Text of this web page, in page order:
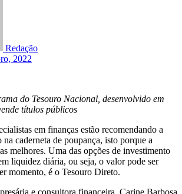
Redação
2022
do Tesouro Nacional, desenvolvido em
títulos públicos
em finanças estão recomendando a
caderneta de poupança, isto porque a
melhores. Uma das opções de investimento
liquidez diária, ou seja, o valor pode ser
momento, é o Tesouro Direto.
e consultora financeira, Carine Barbosa